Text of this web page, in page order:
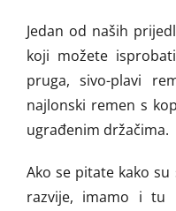
Jedan od naših
koji možete
pruga, sivo-plavi
najlonski remen s
ugrađenim držačima.
Ako se pitate kako su
razvije, imamo i tu